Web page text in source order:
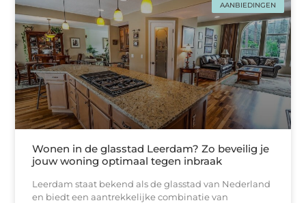
AANBIEDINGEN
Wonen in de glasstad Leerdam? Zo beveilig je
jouw woning optimaal tegen inbraak
Leerdam staat bekend als de glasstad van Nederland
en biedt een aantrekkelijke combinatie van